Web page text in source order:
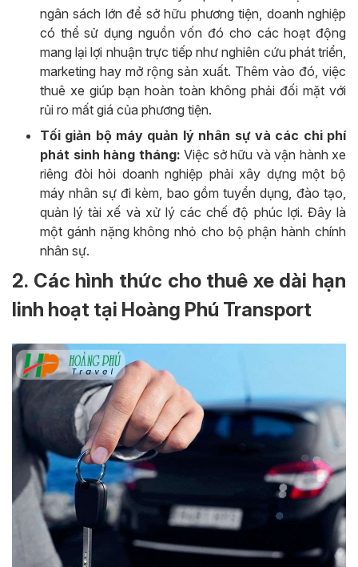
ngân sách lớn để sở hữu phương tiện, doanh nghiệp
có thể sử dụng nguồn vốn đó cho các hoạt động
mang lại lợi nhuận trực tiếp như nghiên cứu phát triển,
marketing hay mở rộng sản xuất. Thêm vào đó, việc
thuê xe giúp bạn hoàn toàn không phải đối mặt với
rủi ro mất giá của phương tiện.
Tối giản bộ máy quản lý nhân sự và các chi phí
phát sinh hàng tháng: Việc sở hữu và vận hành xe
riêng đòi hỏi doanh nghiệp phải xây dựng một bộ
máy nhân sự đi kèm, bao gồm tuyển dụng, đào tạo,
quản lý tài xế và xử lý các chế độ phúc lợi. Đây là
một gánh nặng không nhỏ cho bộ phận hành chính
nhân sự.
2. Các hình thức cho thuê xe dài hạn
linh hoạt tại Hoàng Phú Transport